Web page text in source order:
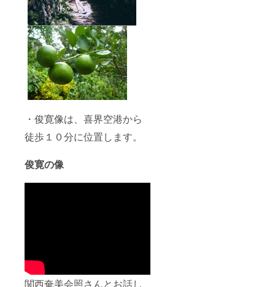
・俊寛像は、喜界空港から
徒歩１０分に位置します。
俊寛の像
関西奄美会照さんとお話し